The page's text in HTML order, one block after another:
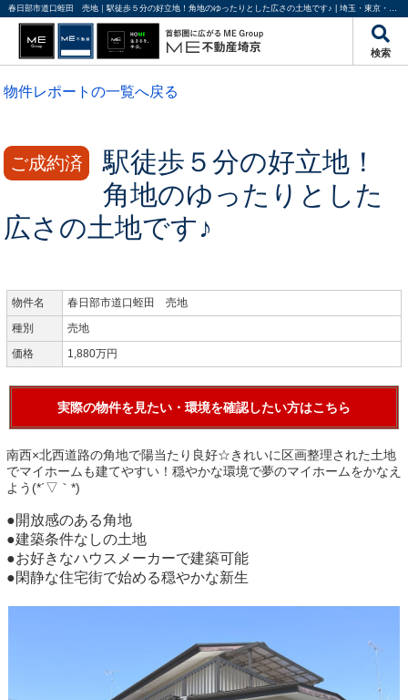
春日部市道口蛭田 売地｜駅徒歩５分の好立地！角地のゆったりとした広さの土地です♪ | 埼玉・東京・千葉の不動産のことならME不動産埼京
検索
物件レポートの一覧へ戻る
ご成約済
駅徒歩５分の好立地！
角地のゆったりとした
広さの土地です♪
物件名
春日部市道口蛭田 売地
種別
売地
価格
1,880万円
実際の物件を見たい・環境を確認したい方はこちら
南西×北西道路の角地で陽当たり良好☆きれいに区画整理された土地
でマイホームも建てやすい！穏やかな環境で夢のマイホームをかなえ
よう(*´▽｀*)
●開放感のある角地
●建築条件なしの土地
●お好きなハウスメーカーで建築可能
●閑静な住宅街で始める穏やかな新生